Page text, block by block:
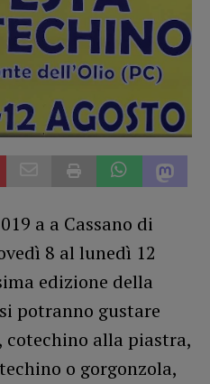
a a Cassano di
8 al lunedì 12
edizione della
potranno gustare
alla piastra,
o gorgonzola,